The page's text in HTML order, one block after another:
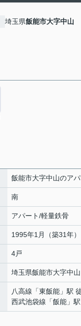
埼玉県飯能市大字中山
飯能市大字中山のアパ
南
アパート/軽量鉄骨
1995年1月（築31年）
4戸
埼玉県飯能市大字中山
八高線 「東飯能 」駅
西武池袋線 「飯能 」